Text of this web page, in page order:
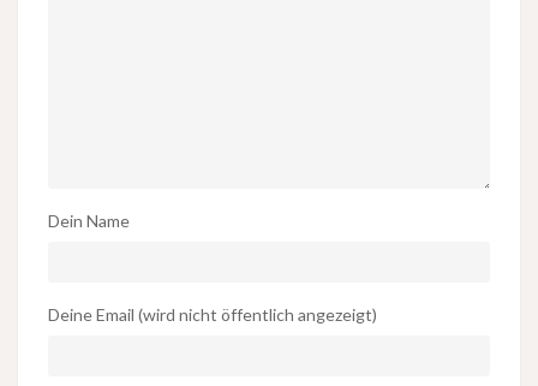
Dein Name
Deine Email (wird nicht öffentlich angezeigt)